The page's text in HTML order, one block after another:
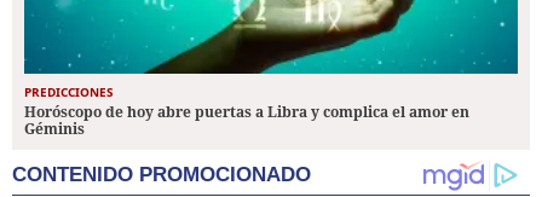
PREDICCIONES
Horóscopo de hoy abre puertas a Libra y complica el amor en
Géminis
CONTENIDO PROMOCIONADO